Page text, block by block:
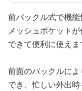
前バックル式で機能
メッシュポケット
できて便利に使えま
前面のバックルに
でき、忙しい外出時